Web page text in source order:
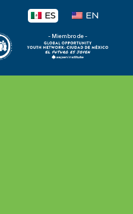
ES EN
- Miembro de -